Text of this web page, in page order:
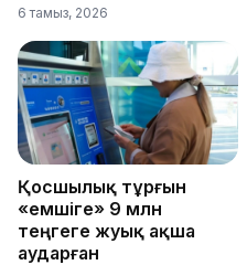
6 тамыз, 2026
Қосшылық тұрғын
«емшіге» 9 млн
теңгеге жуық ақша
аударған